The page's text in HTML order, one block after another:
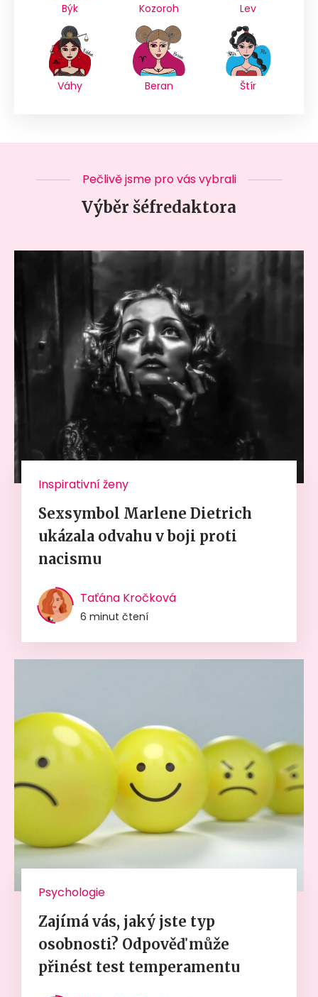
Býk Kozoroh Lev
Váhy Beran Štír
Pečlivě jsme pro vás vybrali
Výběr šéfredaktora
Inspirativní ženy
Sexsymbol Marlene Dietrich
ukázala odvahu v boji proti
nacismu
Taťána Kročková
6 minut čtení
Psychologie
Zajímá vás, jaký jste typ
osobnosti? Odpověď může
přinést test temperamentu